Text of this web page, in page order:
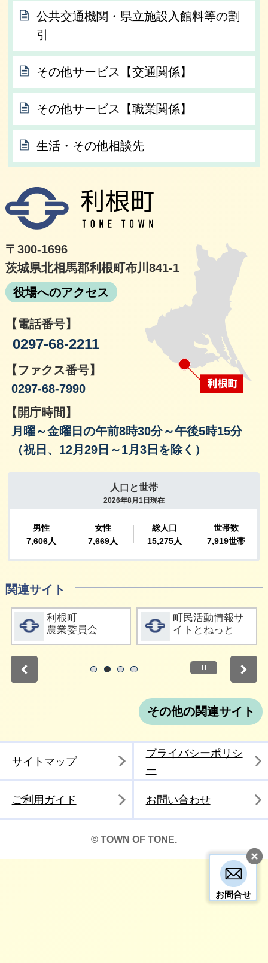
お問合せ
公共交通機関・県立施設入館料等の割
引
その他サービス【交通関係】
その他サービス【職業関係】
生活・その他相談先
〒300-1696
茨城県北相馬郡利根町布川841-1
役場へのアクセス
【電話番号】
0297-68-2211
【ファクス番号】
0297-68-7990
【開庁時間】
月曜～金曜日の午前8時30分～午後5時15分
（祝日、12月29日～1月3日を除く）
関連サイト
詳細をみる
利根町
農業委員会
詳細をみる
町民活動情報サ
イトとねっと
停止
その他の関連サイト
サイトマップ
プライバシーポリシ
ー
ご利用ガイド お問い合わせ
© TOWN OF TONE.